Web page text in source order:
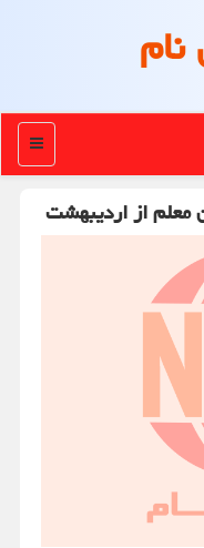
منو
معلم از اردیبهشت